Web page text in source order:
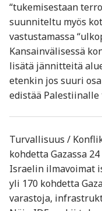
“tukemisestaan
suunniteltu myös
vastustamassa
Kansainvälisessä
lisätä jännitteitä
etenkin jos suuri
edistää Palestiinalle
Turvallisuus /
kohdetta Gazassa
Israelin ilmavoimat
yli 170 kohdetta
varastoja,